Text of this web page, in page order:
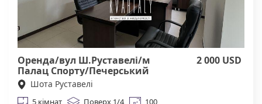
"Квартали" Працюючи з нами, ви отримуєте лише
перевірене житло від реальних орендодавців за
адекватною ціною. Підтримка на всіх етапах угоди. Ми
гарантуємо, що ви залишитеся задоволені
співпрацею! КОМІСІЯ АН Квартали 50% за фактом
підписання договору оренди.
Оренда/вул Ш.Руставелі/м
Палац Спорту/Печерський
2 000 USD
Шота Руставелі
5 кімнат Поверх 1/4 100